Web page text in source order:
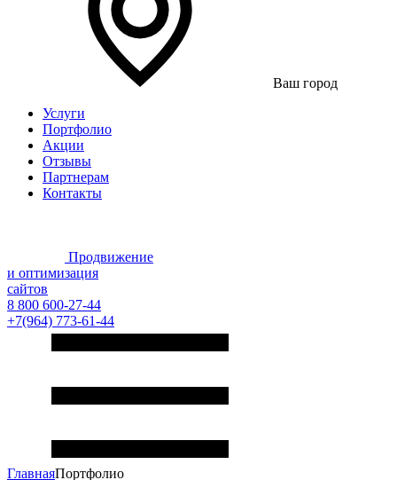
Ваш город
Услуги
Портфолио
Акции
Отзывы
Партнерам
Контакты
Продвижение
и оптимизация
сайтов
8 800 600-27-44
+7(964) 773-61-44
ГлавнаяПортфолио